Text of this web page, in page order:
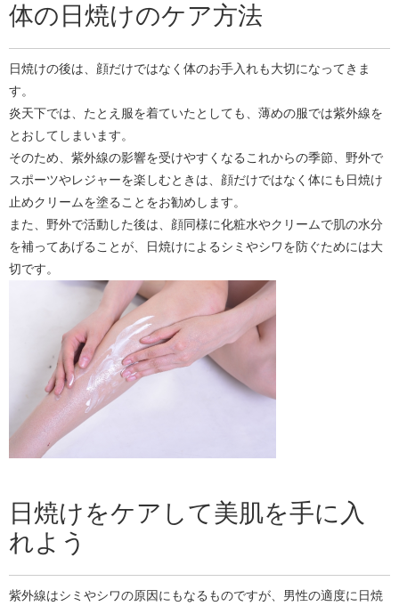
体の日焼けのケア方法
日焼けの後は、顔だけではなく体のお手入れも大切になってきま
す。
炎天下では、たとえ服を着ていたとしても、薄めの服では紫外線を
とおしてしまいます。
そのため、紫外線の影響を受けやすくなるこれからの季節、野外で
スポーツやレジャーを楽しむときは、顔だけではなく体にも日焼け
止めクリームを塗ることをお勧めします。
また、野外で活動した後は、顔同様に化粧水やクリームで肌の水分
を補ってあげることが、日焼けによるシミやシワを防ぐためには大
切です。
日焼けをケアして美肌を手に入
れよう
紫外線はシミやシワの原因にもなるものですが、男性の適度に日焼